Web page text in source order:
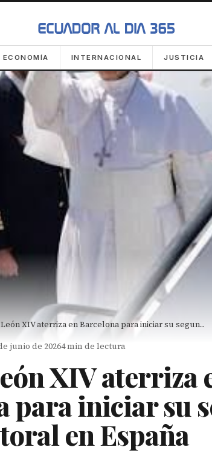
ECONOMÍA INTERNACIONAL JUSTICIA
XIV aterriza en Barcelona para iniciar su segun...
junio de 20264 min de lectura
XIV aterriza
para iniciar su
en España